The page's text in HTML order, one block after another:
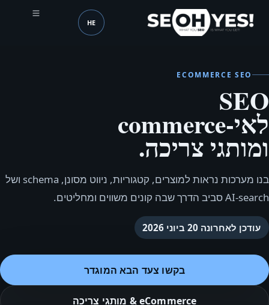
SEOH שפה (mobile header)
HE
ECOMMERCE SEO
SEO
לאי‑commerce
ומותגי צריכה.
בנו מערכות נראות למוצרים, קטגוריות, ניווט מסונן, schema ושל
AI‑search סביב הדרך שבה קונים משווים ומחליטים.
עודכן לאחרונה 20 ביוני 2026
בקשו צעד הבא המוגדר
eCommerce & מותגי צריכה